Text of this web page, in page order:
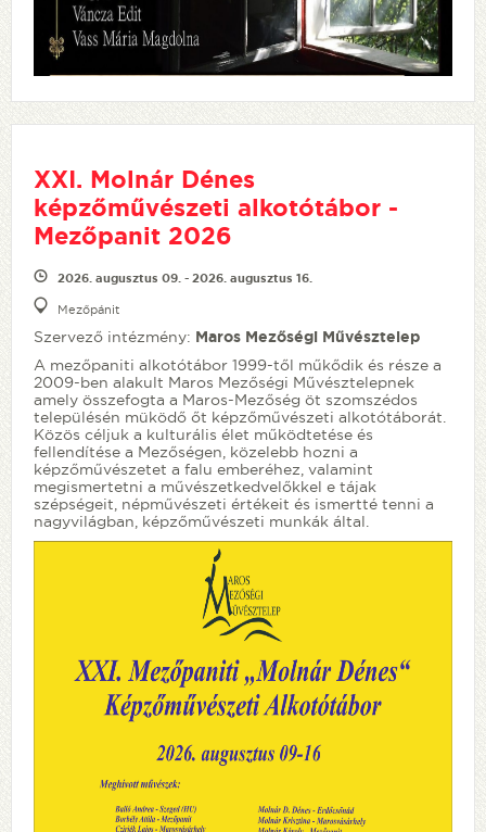
XXI. Molnár Dénes
képzőművészeti alkotótábor -
Mezőpanit 2026
2026. augusztus 09. - 2026. augusztus 16.
Mezőpánit
Szervező intézmény: Maros Mezőségi Művésztelep
A mezőpaniti alkotótábor 1999-től műkődik és része a
2009-ben alakult Maros Mezőségi Művésztelepnek
amely összefogta a Maros-Mezőség öt szomszédos
településén müködő őt képzőművészeti alkotótáborát.
Közös céljuk a kulturális élet működtetése és
fellendítése a Mezőségen, közelebb hozni a
képzőművészetet a falu emberéhez, valamint
megismertetni a művészetkedvelőkkel e tájak
szépségeit, népművészeti értékeit és ismertté tenni a
nagyvilágban, képzőművészeti munkák által.